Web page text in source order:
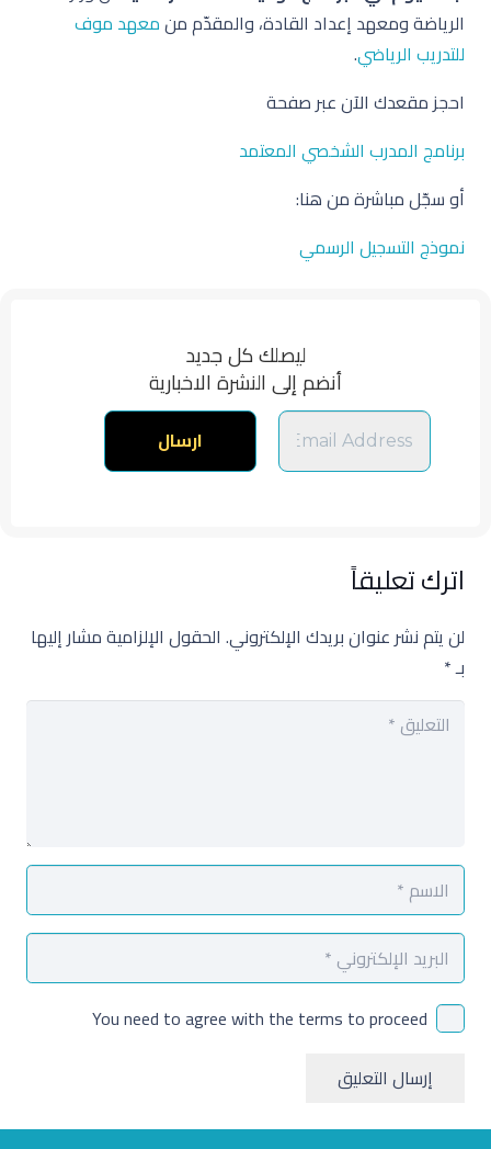
الرياضة ومعهد إعداد القادة، والمقدّم منمعهد موف
للتدريب الرياضي.
احجز مقعدك الآن عبر صفحة
برنامج المدرب الشخصي المعتمد
أو سجّل مباشرة من هنا:
نموذج التسجيل الرسمي
ليصلك كل جديد
أنضم إلى النشرة الاخبارية
اترك تعليقاً
لن يتم نشر عنوان بريدك الإلكتروني. الحقول الإلزامية مشار إليها
بـ*
You need to agree with the terms to proceed
إرسال التعليق